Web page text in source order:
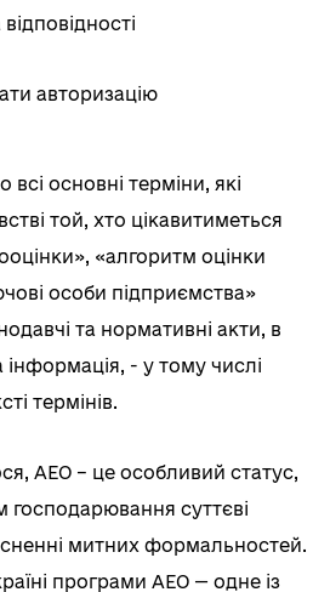
авторизацію
всі основні терміни, які
той, хто цікавитиметься
«алгоритм оцінки
особи підприємства»
та нормативні акти, в
інформація, - у тому числі
термінів.
АЕО – це особливий статус,
господарювання суттєві
митних формальностей.
програми АЕО — одне із